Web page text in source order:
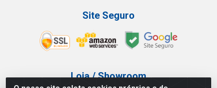
Site Seguro
Loja / Showroom